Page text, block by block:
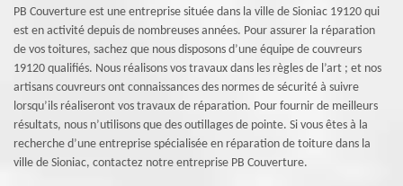
PB Couverture est une entreprise située dans la ville de Sioniac 19120 qui
est en activité depuis de nombreuses années. Pour assurer la réparation
de vos toitures, sachez que nous disposons d’une équipe de couvreurs
19120 qualifiés. Nous réalisons vos travaux dans les règles de l’art ; et nos
artisans couvreurs ont connaissances des normes de sécurité à suivre
lorsqu’ils réaliseront vos travaux de réparation. Pour fournir de meilleurs
résultats, nous n’utilisons que des outillages de pointe. Si vous êtes à la
recherche d’une entreprise spécialisée en réparation de toiture dans la
ville de Sioniac, contactez notre entreprise PB Couverture.